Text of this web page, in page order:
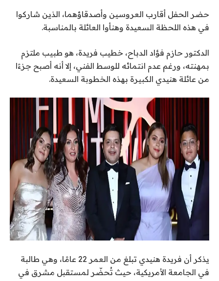
حضر الحفل أقارب العروسين وأصدقاؤهما، الذين شاركوا
في هذه اللحظة السعيدة وهنأوا العائلة بالمناسبة.
الدكتور حازم فؤاد الدباح، خطيب فريدة، هو طبيب ملتزم
بمهنته، ورغم عدم انتمائه للوسط الفني، إلا أنه أصبح جزءًا
من عائلة هنيدي الكبيرة بهذه الخطوبة السعيدة.
يذكر أن فريدة هنيدي تبلغ من العمر 22 عامًا، وهي طالبة
في الجامعة الأمريكية، حيث تُحضّر لمستقبل مشرق في